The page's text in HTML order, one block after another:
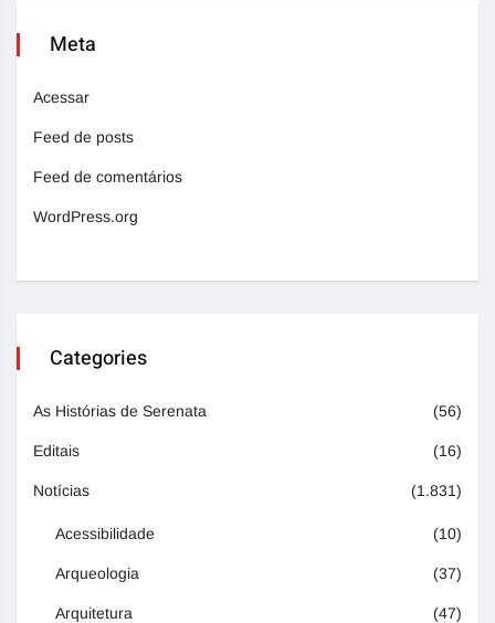
Meta
Acessar
Feed de posts
Feed de comentários
WordPress.org
Categories
As Histórias de Serenata (56)
Editais (16)
Notícias (1.831)
Acessibilidade (10)
Arqueologia (37)
Arquitetura (47)